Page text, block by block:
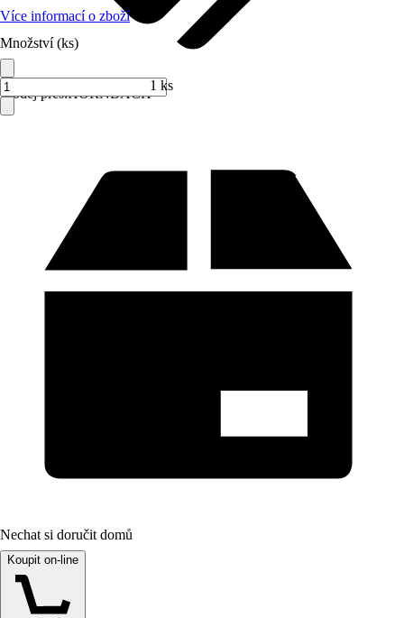
Prodej přes:HORNBACH
Více informací o zboží
Množství (ks)
1 ks
Nechat si doručit domů
Koupit on-line